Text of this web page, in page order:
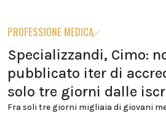
PROFESSIONE MEDICA
Specializzandi, Cimo:
pubblicato iter di
solo tre giorni dalle
Fra soli tre giorni migliaia di giovani